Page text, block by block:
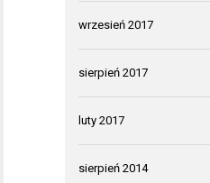
wrzesień 2017
sierpień 2017
luty 2017
sierpień 2014